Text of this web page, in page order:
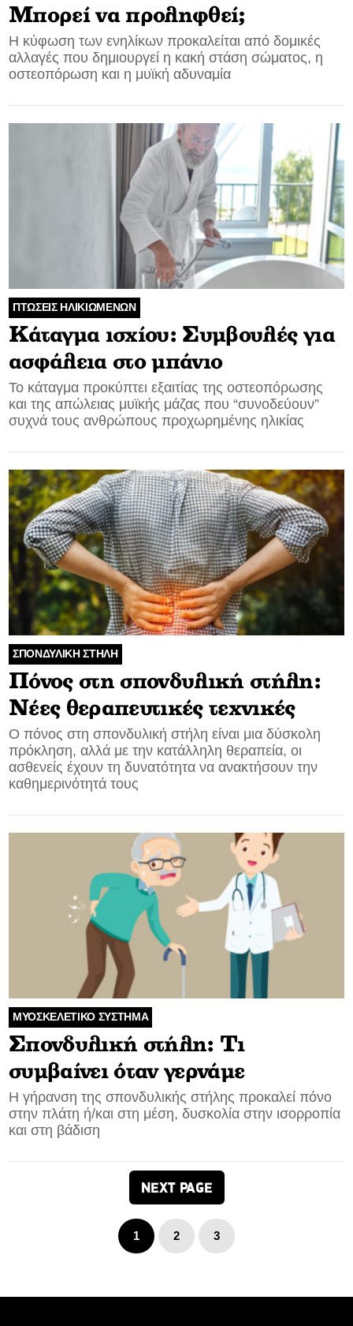
Μπορεί να προληφθεί;
Η κύφωση των ενηλίκων προκαλείται από δομικές
αλλαγές που δημιουργεί η κακή στάση σώματος, η
οστεοπόρωση και η μυϊκή αδυναμία
ΠΤΩΣΕΙΣ ΗΛΙΚΙΩΜΕΝΩΝ
Κάταγμα ισχίου: Συμβουλές για
ασφάλεια στο μπάνιο
Το κάταγμα προκύπτει εξαιτίας της οστεοπόρωσης
και της απώλειας μυϊκής μάζας που “συνοδεύουν”
συχνά τους ανθρώπους προχωρημένης ηλικίας
ΣΠΟΝΔΥΛΙΚΗ ΣΤΗΛΗ
Πόνος στη σπονδυλική στήλη:
Νέες θεραπευτικές τεχνικές
Ο πόνος στη σπονδυλική στήλη είναι μια δύσκολη
πρόκληση, αλλά με την κατάλληλη θεραπεία, οι
ασθενείς έχουν τη δυνατότητα να ανακτήσουν την
καθημερινότητά τους
ΜΥΟΣΚΕΛΕΤΙΚΟ ΣΥΣΤΗΜΑ
Σπονδυλική στήλη: Τι
συμβαίνει όταν γερνάμε
Η γήρανση της σπονδυλικής στήλης προκαλεί πόνο
στην πλάτη ή/και στη μέση, δυσκολία στην ισορροπία
και στη βάδιση
NEXT PAGE
1 2 3